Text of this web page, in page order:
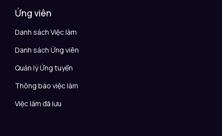
Ứng viên
Danh sách Việc làm
Danh sách Ứng viên
Quản lý Ứng tuyển
Thông báo việc làm
Việc làm đã lưu